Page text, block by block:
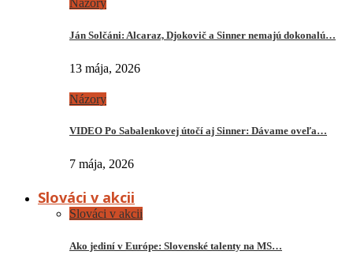
Názory
Ján Solčáni: Alcaraz, Djokovič a Sinner nemajú dokonalú…
13 mája, 2026
Názory
VIDEO Po Sabalenkovej útočí aj Sinner: Dávame oveľa…
7 mája, 2026
Slováci v akcii
Slováci v akcii
Ako jediní v Európe: Slovenské talenty na MS…